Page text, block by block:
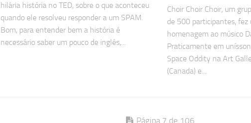
hilária história no TED, sobre o que aconteceu
quando ele resolveu responder a um SPAM.
Bom, para entender bem a história é
necessário saber um pouco de inglês,...
Choir Choir Choir, um
de 500 participantes, fez
homenagem ao músico
Praticamente em
Space Oddity na Art
(Canada) e...
Página 7 de 106